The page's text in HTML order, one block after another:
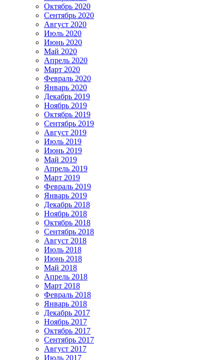
Октябрь 2020
Сентябрь 2020
Август 2020
Июль 2020
Июнь 2020
Май 2020
Апрель 2020
Март 2020
Февраль 2020
Январь 2020
Декабрь 2019
Ноябрь 2019
Октябрь 2019
Сентябрь 2019
Август 2019
Июль 2019
Июнь 2019
Май 2019
Апрель 2019
Март 2019
Февраль 2019
Январь 2019
Декабрь 2018
Ноябрь 2018
Октябрь 2018
Сентябрь 2018
Август 2018
Июль 2018
Июнь 2018
Май 2018
Апрель 2018
Март 2018
Февраль 2018
Январь 2018
Декабрь 2017
Ноябрь 2017
Октябрь 2017
Сентябрь 2017
Август 2017
Июль 2017